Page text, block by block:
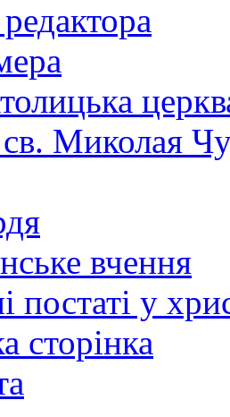
Миколая
вчення
постаті у
сторінка